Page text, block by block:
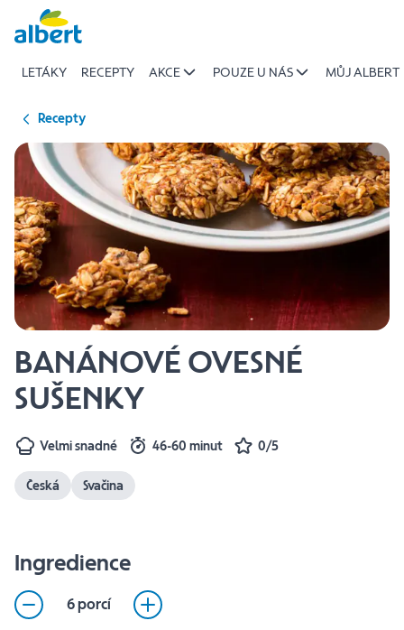
Přeskočit
LETÁKY RECEPTY AKCE POUZE U NÁS MŮJ ALBERT
Recepty
BANÁNOVÉ OVESNÉ
SUŠENKY
Velmi snadné 46-60 minut 0/5
Česká Svačina
Ingredience
6 porcí